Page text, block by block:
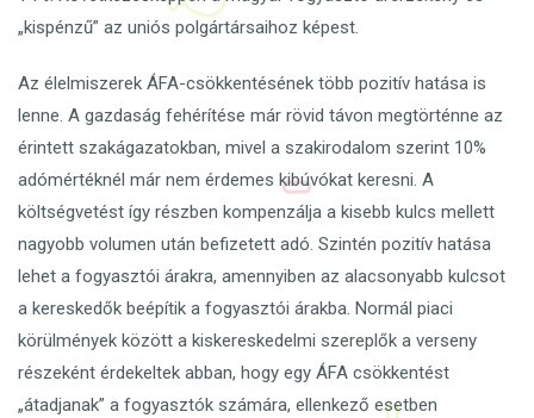
„kispénzű” az uniós polgártársaihoz képest.
Az élelmiszerek ÁFA-csökkentésének több pozitív hatása is
lenne. A gazdaság fehérítése már rövid távon megtörténne az
érintett szakágazatokban, mivel a szakirodalom szerint 10%
adómértéknél már nem érdemes kibúvókat keresni. A
költségvetést így részben kompenzálja a kisebb kulcs mellett
nagyobb volumen után befizetett adó. Szintén pozitív hatása
lehet a fogyasztói árakra, amennyiben az alacsonyabb kulcsot
a kereskedők beépítik a fogyasztói árakba. Normál piaci
körülmények között a kiskereskedelmi szereplők a verseny
részeként érdekeltek abban, hogy egy ÁFA csökkentést
„átadjanak” a fogyasztók számára, ellenkező esetben